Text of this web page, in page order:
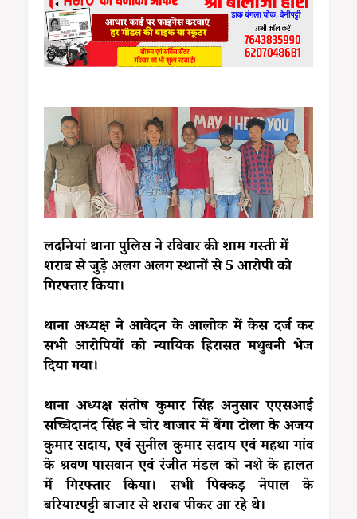
लदनियां थाना पुलिस ने रविवार की शाम गस्ती में
शराब से जुड़े अलग अलग स्थानों से 5 आरोपी को
गिरफ्तार किया।
थाना अध्यक्ष ने आवेदन के आलोक में केस दर्ज कर
सभी आरोपियों को न्यायिक हिरासत मधुबनी भेज
दिया गया।
थाना अध्यक्ष संतोष कुमार सिंह अनुसार एएसआई
सच्चिदानंद सिंह ने चोर बाजार में बेंगा टोला के अजय
कुमार सदाय, एवं सुनील कुमार सदाय एवं महथा गांव
के श्रवण पासवान एवं रंजीत मंडल को नशे के हालत
में गिरफ्तार किया। सभी पिक्कड़ नेपाल के
बरियारपट्टी बाजार से शराब पीकर आ रहे थे।